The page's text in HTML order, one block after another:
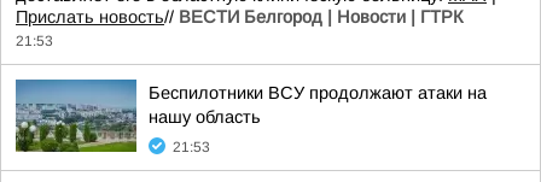
Прислать новость// ВЕСТИ Белгород | Новости | ГТРК
21:53
Беспилотники ВСУ продолжают атаки на
нашу область
21:53